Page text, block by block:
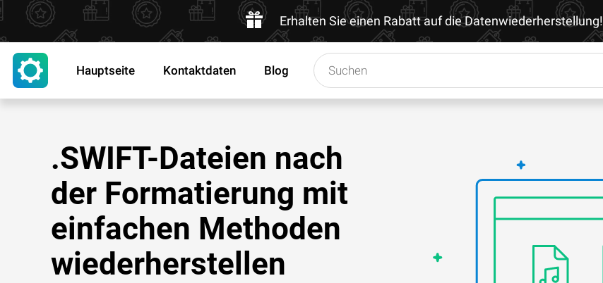
Erhalten Sie einen Rabatt auf die Datenwiederherstellung!
Hauptseite Kontaktdaten Blog
.SWIFT-Dateien nach
der Formatierung mit
einfachen Methoden
wiederherstellen